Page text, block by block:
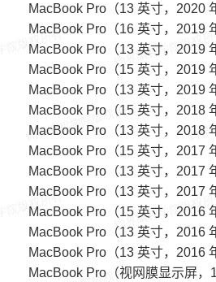
MacBook Pro（13 英寸，2020
MacBook Pro（16 英寸，2019
MacBook Pro（13 英寸，2019
MacBook Pro（15 英寸，2019
MacBook Pro（13 英寸，2019
MacBook Pro（15 英寸，2018
MacBook Pro（13 英寸，2018
MacBook Pro（15 英寸，2017
MacBook Pro（13 英寸，2017
MacBook Pro（13 英寸，2017
MacBook Pro（15 英寸，2016
MacBook Pro（13 英寸，2016
MacBook Pro（13 英寸，2016
MacBook Pro（视网膜显示屏，